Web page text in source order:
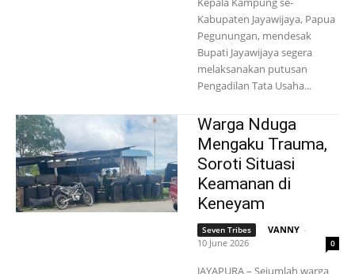
Kabupaten Jayawijaya, Papua
Pegunungan, mendesak
Bupati Jayawijaya segera
melaksanakan putusan
Pengadilan Tata Usaha...
Warga Nduga
Mengaku Trauma,
Soroti Situasi
Keamanan di
Keneyam
Seven Tribes VANNY -
10 June 2026
0
JAYAPURA – Sejumlah warga